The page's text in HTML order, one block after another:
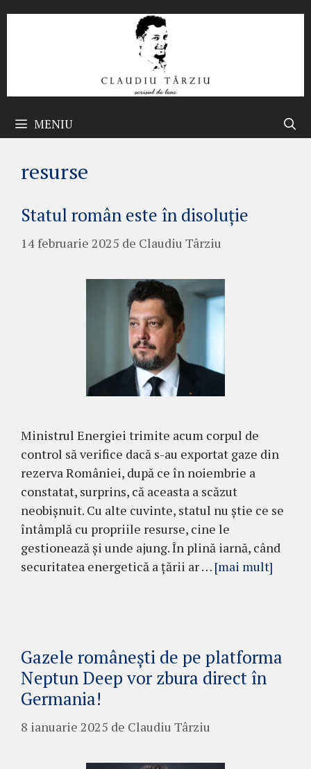
MENIU
resurse
Statul român este în disoluție
14 februarie 2025 de Claudiu Târziu
Ministrul Energiei trimite acum corpul de
control să verifice dacă s-au exportat gaze din
rezerva României, după ce în noiembrie a
constatat, surprins, că aceasta a scăzut
neobișnuit. Cu alte cuvinte, statul nu știe ce se
întâmplă cu propriile resurse, cine le
gestionează și unde ajung. În plină iarnă, când
securitatea energetică a țării ar … [mai mult]
Gazele românești de pe platforma
Neptun Deep vor zbura direct în
Germania!
8 ianuarie 2025 de Claudiu Târziu